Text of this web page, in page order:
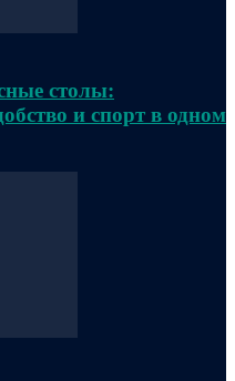
столы:
и спорт в одном